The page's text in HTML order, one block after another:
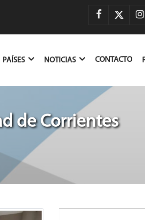
PAÍSES NOTICIAS CONTACTO
de Corrientes